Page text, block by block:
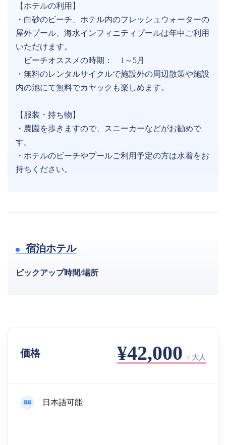
【ホテルの利用】
・白砂のビーチ、ホテル内のフレッシュウォーターの
屋外プール、海水インフィニティプールは年中ご利用
いただけます。
ビーチオススメの時期： 1～5月
・無料のレンタルサイクルで施設外の周辺散策や施設
内の池にて無料でカヤックも楽しめます。
【服装・持ち物】
・農園を歩きますので、スニーカーなどがお勧めで
す。
・ホテルのビーチやプールご利用予定の方は水着をお
持ちください。
宿泊ホテル
ピックアップ時間/場所
価格 ¥42,000 / 大人
日本語可能